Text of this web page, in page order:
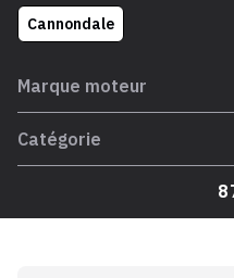
Cannondale
Marque moteur
Catégorie
8